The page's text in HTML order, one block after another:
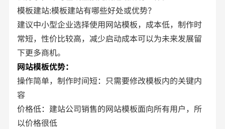
模板建站:模板建站有哪些好处或优势？
建议中小型企业选择使用网站模板，成本低，制作时
常短，性价比较高，减少启动成本可以为未来发展留
下更多商机。
网站模板优势：
操作简单，制作时间短：只需要修改模板内的关键内
容
价格低：建站公司销售的网站模板面向所有用户，所
以价格很低